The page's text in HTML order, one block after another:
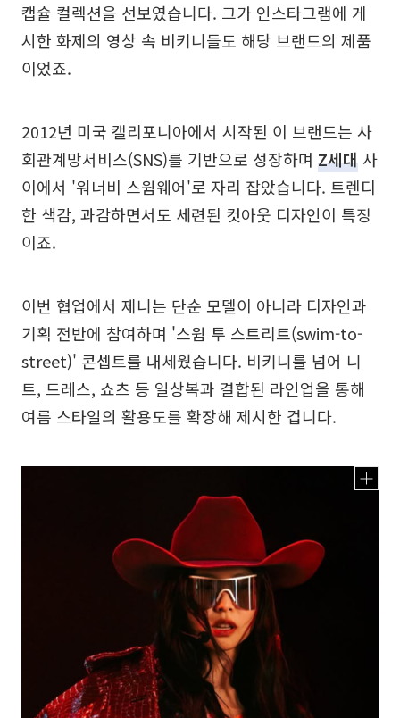
캡슐 컬렉션을 선보였습니다. 그가 인스타그램에 게
시한 화제의 영상 속 비키니들도 해당 브랜드의 제품
이었죠.
2012년 미국 캘리포니아에서 시작된 이 브랜드는 사
회관계망서비스(SNS)를 기반으로 성장하며 Z세대사
이에서 '워너비 스윔웨어'로 자리 잡았습니다. 트렌디
한 색감, 과감하면서도 세련된 컷아웃 디자인이 특징
이죠.
이번 협업에서 제니는 단순 모델이 아니라 디자인과
기획 전반에 참여하며 '스윔 투 스트리트(swim-to-
street)' 콘셉트를 내세웠습니다. 비키니를 넘어 니
트, 드레스, 쇼츠 등 일상복과 결합된 라인업을 통해
여름 스타일의 활용도를 확장해 제시한 겁니다.